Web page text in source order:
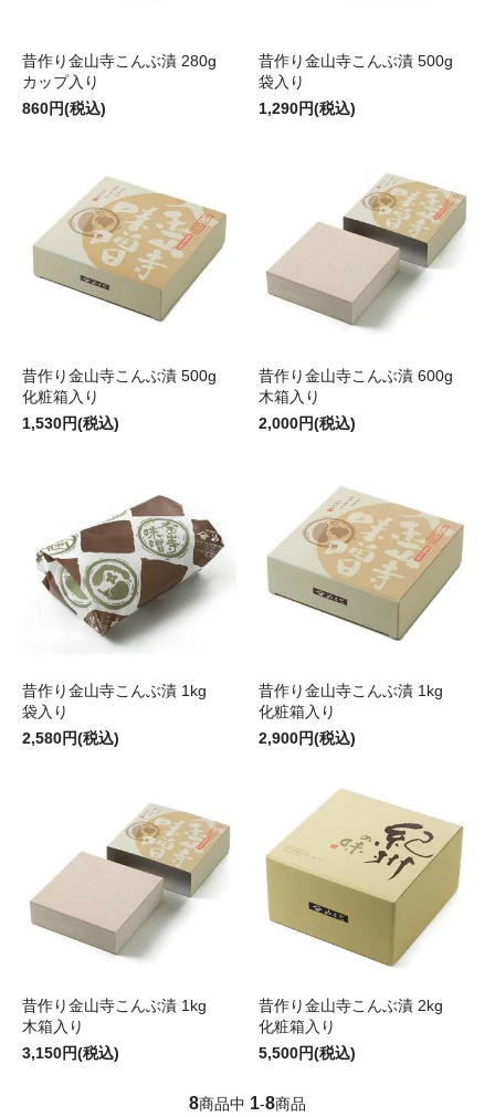
昔作り金山寺こんぶ漬 280g
カップ入り
860円(税込)
昔作り金山寺こんぶ漬 500g
袋入り
1,290円(税込)
昔作り金山寺こんぶ漬 500g
化粧箱入り
1,530円(税込)
昔作り金山寺こんぶ漬 600g
木箱入り
2,000円(税込)
昔作り金山寺こんぶ漬 1kg
袋入り
2,580円(税込)
昔作り金山寺こんぶ漬 1kg
化粧箱入り
2,900円(税込)
昔作り金山寺こんぶ漬 1kg
木箱入り
3,150円(税込)
昔作り金山寺こんぶ漬 2kg
化粧箱入り
5,500円(税込)
8商品中 1-8商品